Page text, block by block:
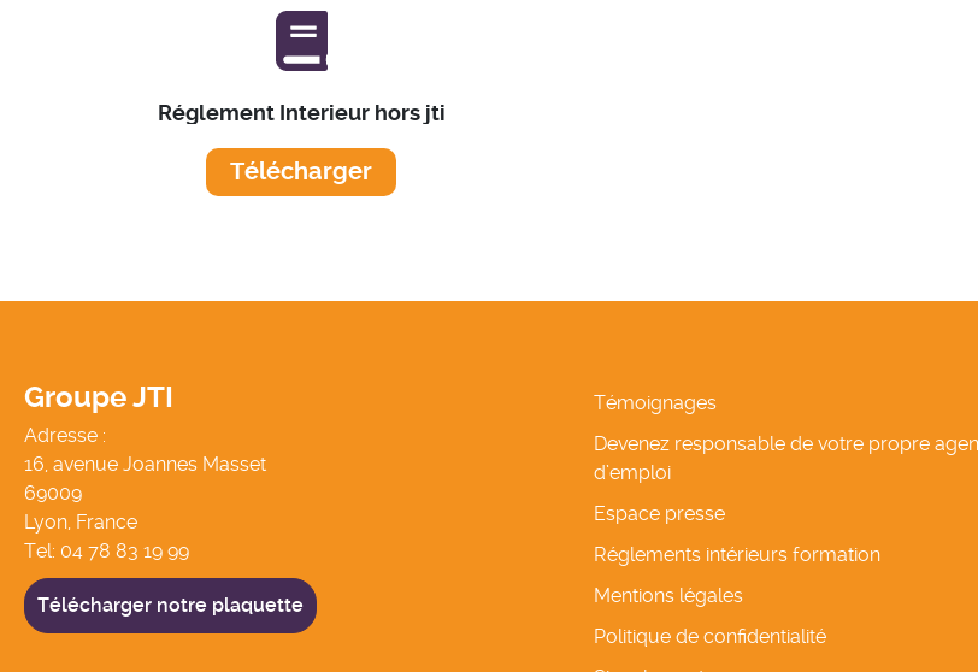
Réglement Interieur hors jti
Télécharger
Groupe JTI
Adresse :
16, avenue Joannes Masset
69009
Lyon, France
Tel: 04 78 83 19 99
Télécharger notre plaquette
Témoignages
Devenez responsable de votre propre
d’emploi
Espace presse
Réglements intérieurs formation
Mentions légales
Politique de confidentialité